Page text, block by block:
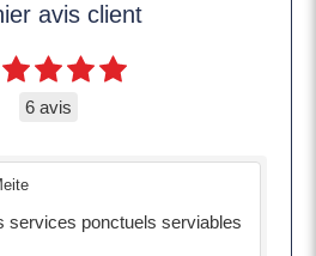
avis client
6 avis
services ponctuels serviables